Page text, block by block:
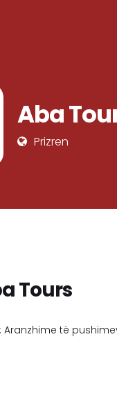
Aba
Prizren
Tours
Aranzhime të